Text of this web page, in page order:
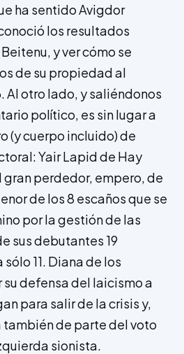
ha sentido Avigdor
los resultados
y ver cómo se
de su propiedad al
Al otro lado, y saliéndonos
político, es sin lugar a
(y cuerpo incluido) de
Yair Lapid de Hay
gran perdedor, empero, de
de los 8 escaños que se
por la gestión de las
sus debutantes 19
11. Diana de los
defensa del laicismo a
para salir de la crisis y,
también de parte del voto
sionista.